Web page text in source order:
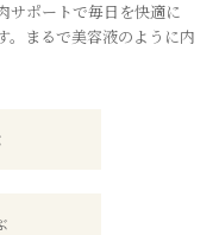
サポートで毎日を快適に
。まるで美容液のように内